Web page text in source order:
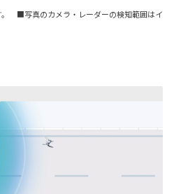
■写真のカメラ・レーダーの検知範囲はイ